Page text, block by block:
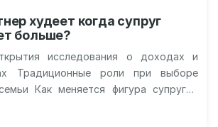
худеет когда супруг
больше?
исследования о доходах и
Традиционные роли при выборе
Как меняется фигура супругов